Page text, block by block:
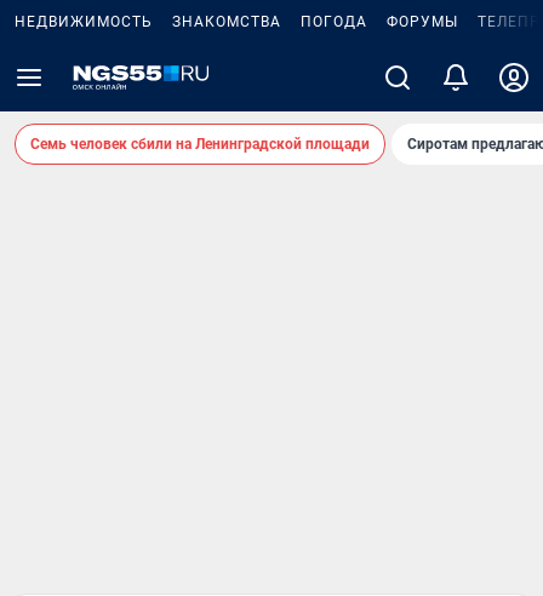
НЕДВИЖИМОСТЬ ЗНАКОМСТВА ПОГОДА ФОРУМЫ
Семь человек сбили на Ленинградской площади Сиротам